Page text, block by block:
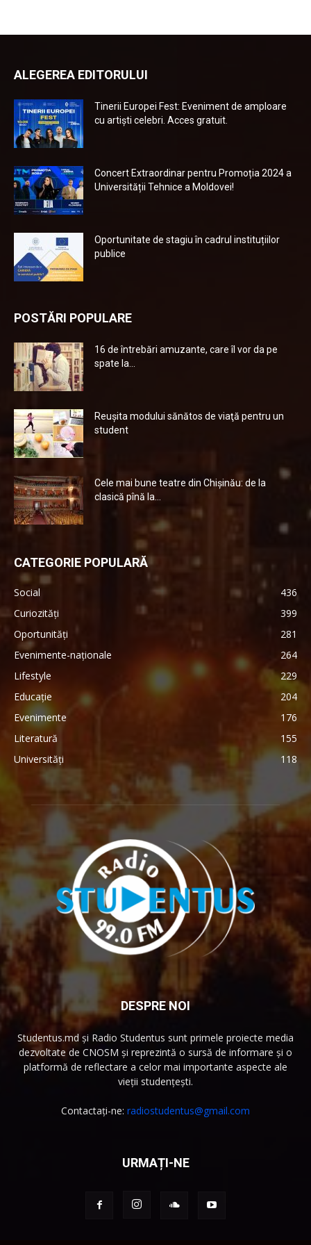
ALEGEREA EDITORULUI
Tinerii Europei Fest: Eveniment de amploare
cu artiști celebri. Acces gratuit.
Concert Extraordinar pentru Promoția 2024 a
Universității Tehnice a Moldovei!
Oportunitate de stagiu în cadrul instituțiilor
publice
POSTĂRI POPULARE
16 de întrebări amuzante, care îl vor da pe
spate la...
Reuşita modului sănătos de viaţă pentru un
student
Cele mai bune teatre din Chişinău: de la
clasică pînă la...
CATEGORIE POPULARĂ
Social
436
Curiozități
399
Oportunități
281
Evenimente-naționale
264
Lifestyle
229
Educație
204
Evenimente
176
Literatură
155
Universități
118
DESPRE NOI
Studentus.md și Radio Studentus sunt primele proiecte media
dezvoltate de CNOSM și reprezintă o sursă de informare și o
platformă de reflectare a celor mai importante aspecte ale
vieții studențești.
Contactați-ne: radiostudentus@gmail.com
URMAȚI-NE